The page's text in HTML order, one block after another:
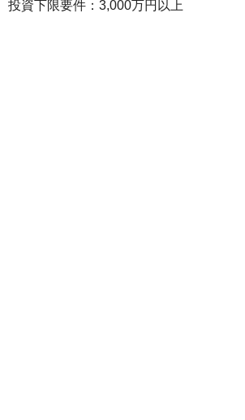
投資下限要件：3,000万円以上